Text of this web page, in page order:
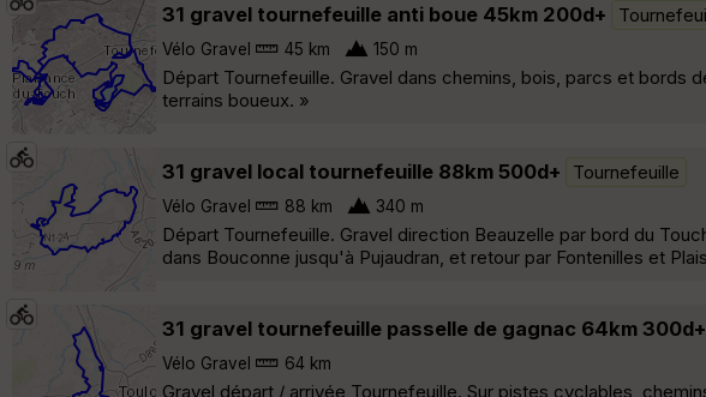
31 gravel tournefeuille anti boue 45km 200d+
Vélo Gravel 45 km 150 m
Départ Tournefeuille. Gravel dans chemins, bois, parcs et bords
terrains boueux. »
31 gravel local tournefeuille 88km 500d+ Tournefeuille
Vélo Gravel 88 km 340 m
Départ Tournefeuille. Gravel direction Beauzelle par bord du
dans Bouconne jusqu'à Pujaudran, et retour par Fontenilles et
31 gravel tournefeuille passelle de gagnac 64km 300d+
Vélo Gravel 64 km
Gravel départ / arrivée Tournefeuille. Sur pistes cyclables,